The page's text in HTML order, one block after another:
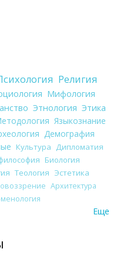
Религия
Мифология
Этнология Этика
Языкознание
Демография
Культура
Дипломатия
Биология
Теология Эстетика
Архитектура
Еще